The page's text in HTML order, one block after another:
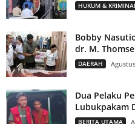
HUKUM & KRIMINAL
Bobby
dr. M.
DAERAH
Dua Pelaku
Lubukpakam
BERITA UTAMA